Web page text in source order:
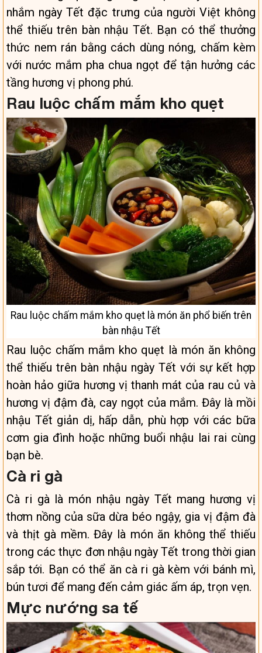
nhắm ngày Tết đặc trưng của người Việt không
thể thiếu trên bàn nhậu Tết. Bạn có thể thưởng
thức nem rán bằng cách dùng nóng, chấm kèm
với nước mắm pha chua ngọt để tận hưởng các
tầng hương vị phong phú.
Rau luộc chấm mắm kho quẹt
Rau luộc chấm mắm kho quẹt là món ăn phổ biến trên
bàn nhậu Tết
Rau luộc chấm mắm kho quẹt là món ăn không
thể thiếu trên bàn nhậu ngày Tết với sự kết hợp
hoàn hảo giữa hương vị thanh mát của rau củ và
hương vị đậm đà, cay ngọt của mắm. Đây là mồi
nhậu Tết giản dị, hấp dẫn, phù hợp với các bữa
cơm gia đình hoặc những buổi nhậu lai rai cùng
bạn bè.
Cà ri gà
Cà ri gà là món nhậu ngày Tết mang hương vị
thơm nồng của sữa dừa béo ngậy, gia vị đậm đà
và thịt gà mềm. Đây là món ăn không thể thiếu
trong các thực đơn nhậu ngày Tết trong thời gian
sắp tới. Bạn có thể ăn cà ri gà kèm với bánh mì,
bún tươi để mang đến cảm giác ấm áp, trọn vẹn.
Mực nướng sa tế